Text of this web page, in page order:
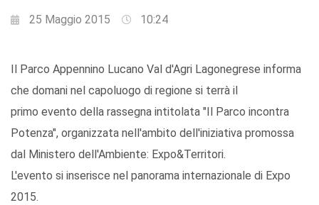
25 Maggio 2015 10:24
Il Parco Appennino Lucano Val d'Agri Lagonegrese informa
che domani nel capoluogo di regione si terrà il
primo evento della rassegna intitolata "Il Parco incontra
Potenza", organizzata nell'ambito dell'iniziativa promossa
dal Ministero dell'Ambiente: Expo&Territori.
L'evento si inserisce nel panorama internazionale di Expo
2015.